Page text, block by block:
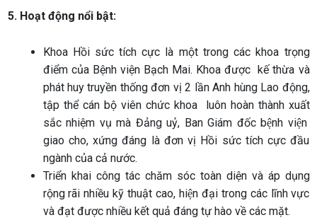
5. Hoạt động nổi bật:
Khoa Hồi sức tích cực là một trong các khoa trọng
điểm của Bệnh viện Bạch Mai. Khoa được kế thừa và
phát huy truyền thống đơn vị 2 lần Anh hùng Lao động,
tập thể cán bộ viên chức khoa
luôn hoàn thành xuất
sắc nhiệm vụ mà Đảng uỷ, Ban Giám đốc bệnh viện
giao cho, xứng đáng là đơn vị Hồi sức tích cực đầu
ngành của cả nước.
Triển khai công tác chăm sóc toàn diện và áp dụng
rộng rãi nhiều kỹ thuật cao, hiện đại trong các lĩnh vực
và đạt được nhiều kết quả đáng tự hào về các mặt.